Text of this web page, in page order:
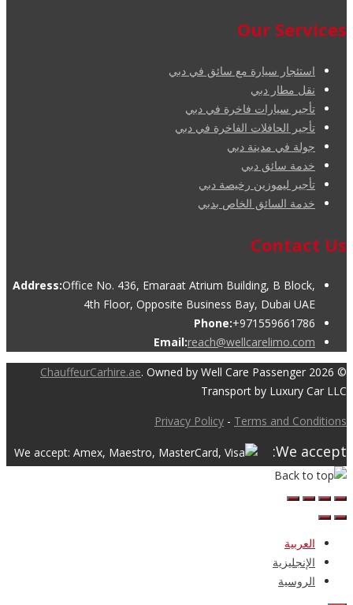
Our Services
استئجار سيارة مع سائق في دبي
نقل مطار دبي
تأجير سيارات فاخرة في دبي
تأجير الحافلات الفاخرة في دبي
جولة في مدينة دبي
خدمة سائق دبي
تأجير ليموزين رخيصة دبي
خدمة السائق الخاص بدبي
Contact Us
Address:Office No. 436, Emaraat Atrium Building, B Block,
4th Floor, Opposite Business Bay, Dubai UAE
Phone:+971559661786
Email:reach@wellcarelimo.com
© 2026
ChauffeurCarhire.ae. Owned by Well Care Passenger
Transport by Luxury Car LLC
Privacy Policy - Terms and Conditions
We accept:
العربية
الإنجليزية
الروسية